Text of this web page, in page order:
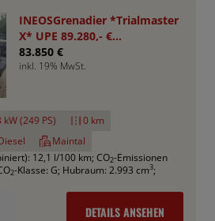
INEOSGrenadier *Trialmaster
X* UPE 89.280,- €
*Aktionspreis*
83.850 €
inkl. 19% MwSt.
kW (249 PS)
0 km
Maintal
12,1 l/100 km; CO2-Emissionen
2-Klasse: G; Hubraum: 2.993 cm3;
DETAILS ANSEHEN